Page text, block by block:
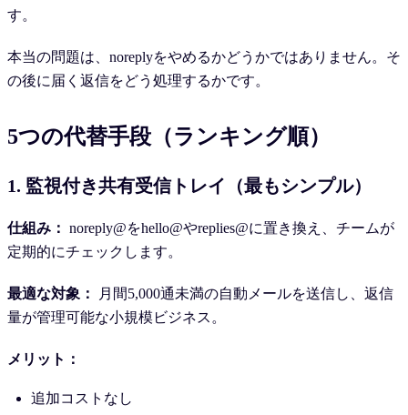
す。
本当の問題は、noreplyをやめるかどうかではありません。そ
の後に届く返信をどう処理するかです。
5つの代替手段（ランキング順）
1. 監視付き共有受信トレイ（最もシンプル）
仕組み： noreply@をhello@やreplies@に置き換え、チームが
定期的にチェックします。
最適な対象：
月間5,000通未満の自動メールを送信し、返信
量が管理可能な小規模ビジネス。
メリット：
追加コストなし